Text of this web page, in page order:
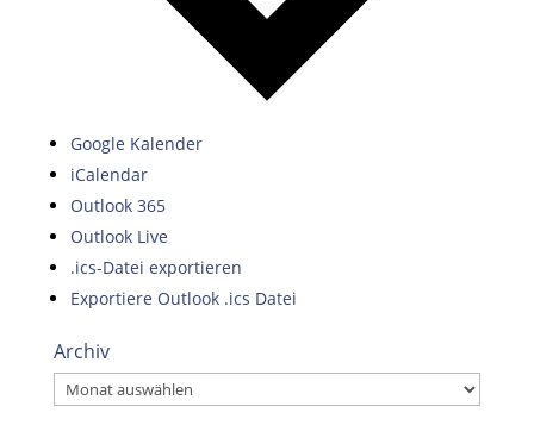
Google Kalender
iCalendar
Outlook 365
Outlook Live
.ics-Datei exportieren
Exportiere Outlook .ics Datei
Archiv
Archiv